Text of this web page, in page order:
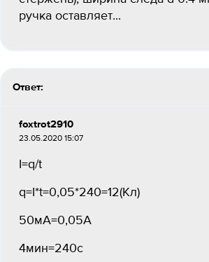
ручка оставляет...
Ответ:
foxtrot2910
23.05.2020 15:07
I=q/t
q=I*t=0,05*240=12(Кл)
50мА=0,05А
4мин=240с